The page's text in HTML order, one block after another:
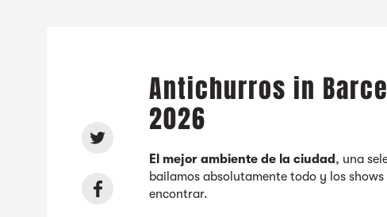
Antichurros in
2026
El mejor ambiente de la ciudad , una
bailamos absolutamente todo y los
encontrar.